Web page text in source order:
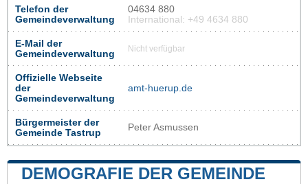
Telefon der
Gemeindeverwaltung
04634 880
International: +49 4634 880
E-Mail der
Gemeindeverwaltung
Nicht verfügbar
Offizielle Webseite
der
Gemeindeverwaltung
amt-huerup.de
Bürgermeister der
Gemeinde Tastrup
Peter Asmussen
DEMOGRAFIE DER GEMEINDE